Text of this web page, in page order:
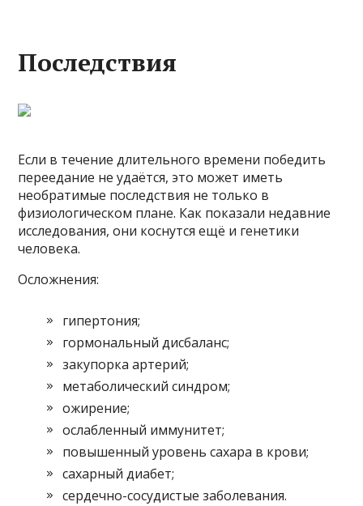
Последствия
Если в течение длительного времени победить
переедание не удаётся, это может иметь
необратимые последствия не только в
физиологическом плане. Как показали недавние
исследования, они коснутся ещё и генетики
человека.
Осложнения:
гипертония;
гормональный дисбаланс;
закупорка артерий;
метаболический синдром;
ожирение;
ослабленный иммунитет;
повышенный уровень сахара в крови;
сахарный диабет;
сердечно-сосудистые заболевания.